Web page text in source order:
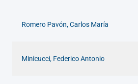
Romero Pavón, Carlos María
Minicucci, Federico Antonio